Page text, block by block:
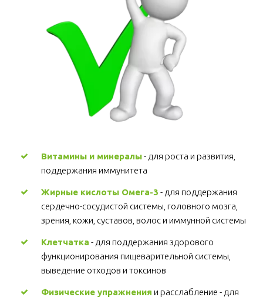
Витамины и минералы - для роста и развития,
поддержания иммунитета
Жирные кислоты Омега-3 - для поддержания
сердечно-сосудистой системы, головного мозга,
зрения, кожи, суставов, волос и иммунной системы
Клетчатка - для поддержания здорового
функционирования пищеварительной системы,
выведение отходов и токсинов
Физические упражнения и расслабление - для